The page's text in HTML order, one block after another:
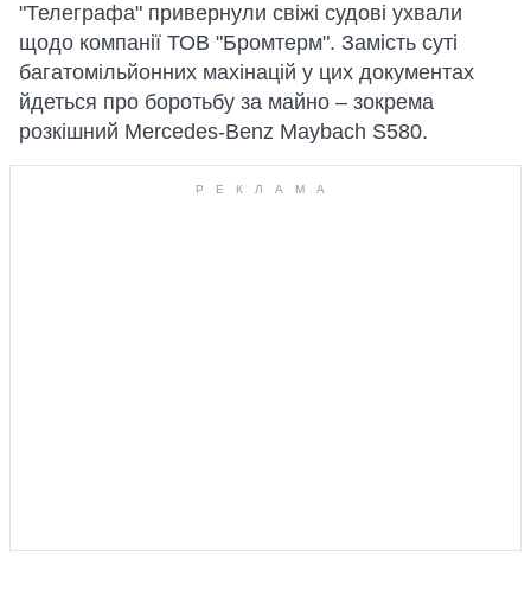
"Телеграфа" привернули свіжі судові ухвали
щодо компанії ТОВ "Бромтерм". Замість суті
багатомільйонних махінацій у цих документах
йдеться про боротьбу за майно – зокрема
розкішний Mercedes-Benz Maybach S580.